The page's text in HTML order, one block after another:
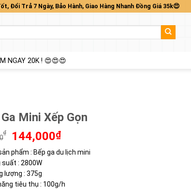
Đổi Trả 7 Ngày, Bảo Hành, Giao Hàng Nhanh Đồng Giá 35k😍
NGAY 20K ! 😍😍😍
Mini Xếp Gọn
₫
Giá
là:
160,000₫.
144,000₫Giá
tại
phẩm : Bếp ga du lịch mini
suất : 2800W
lượng : 375g
tiêu thụ : 100g/h